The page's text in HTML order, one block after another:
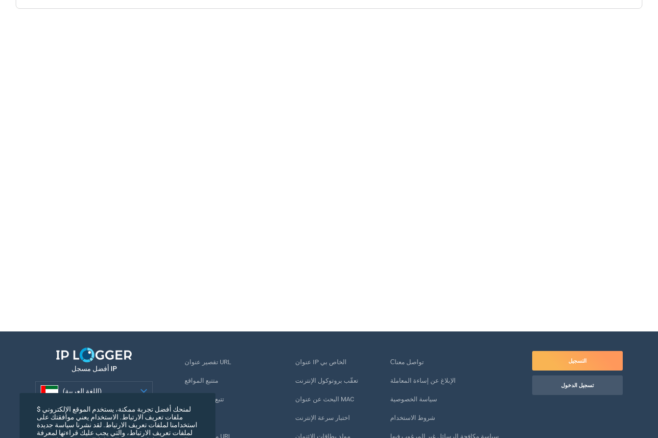
أفضل مسجل IP
(اللغة العربية)
(اللغة العربية)
تقصير عنوان URL
متتبع المواقع
تتبع رقم الهاتف
مدقق عناوين URL
عنوان IP الخاص بي
تعقّب بروتوكول الإنترنت
البحث عن عنوان MAC
اختبار سرعة الإنترنت
مولد بطاقات الائتمان
Сتواصل معنا
الإبلاغ عن إساءة المعاملة
سياسة الخصوصية
شروط الاستخدام
سياسة مكافحة الرسائل غير المرغوب فيها
التسجيل
تسجيل الدخول
لمنحك أفضل تجربة ممكنة، يستخدم الموقع الإلكتروني $
ملفات تعريف الارتباط. الاستخدام يعني موافقتك على
استخدامنا لملفات تعريف الارتباط. لقد نشرنا سياسة جديدة
لملفات تعريف الارتباط، والتي يجب عليك قراءتها لمعرفة